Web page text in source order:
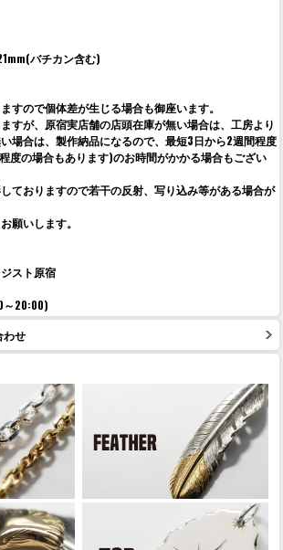
バチカン含む)
すので個体差が生じる場合も御座います。
すが、原宿実店舗の店頭在庫が無い場合は、工房より
場合は、製作納品になるので、最短3日から2週間程度
度の場合もあります)のお時間がかかる場合もござい
ておりますので若干の反射、写り込み等がある場合が
願いします。
スト原宿
～20:00)
わせ